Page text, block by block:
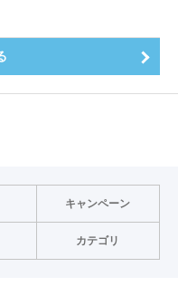
キャンペーン
カテゴリ